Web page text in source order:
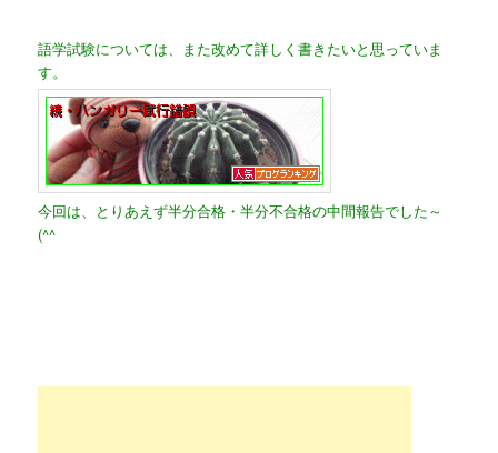
語学試験については、また改めて詳しく書きたいと思っていま
す。
今回は、とりあえず半分合格・半分不合格の中間報告でした～
(^^ゞ